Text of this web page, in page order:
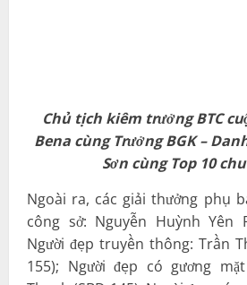
Chủ tịch kiêm trưởng BTC
Bena cùng Trưởng BGK –
Sơn cùng Top 10
Ngoài ra, các giải thưởng phụ
công sở: Nguyễn Huỳnh Yên
Người đẹp truyền thông: Trần
155); Người đẹp có gương